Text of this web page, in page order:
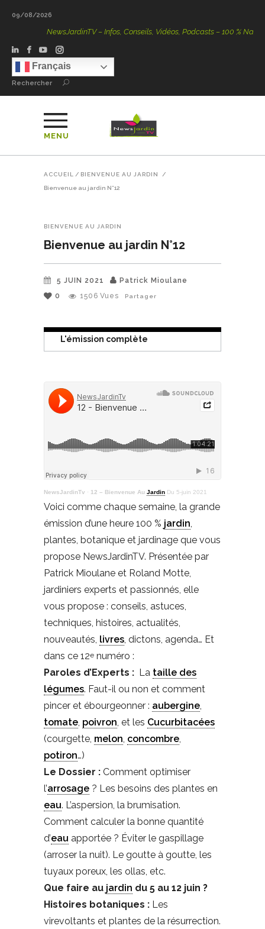
09/08/2026
NewsJardinTV – Infos, Conseils, Vidéos, Podcasts – 100 % Nature
Français
Rechercher
MENU
ACCUEIL / BIENVENUE AU JARDIN /
Bienvenue au jardin N°12
BIENVENUE AU JARDIN
Bienvenue au jardin N°12
5 JUIN 2021
Patrick Mioulane
0
1506 Vues Partager
L'émission complète
NewsJardinTv · 12 – Bienvenue Au Jardin Du 5-juin 2021
Voici comme chaque semaine, la grande
émission d’une heure 100 % jardin
plantes, botanique et jardinage que vous
propose NewsJardinTV. Présentée par
Patrick Mioulane et Roland Motte,
jardiniers experts et passionnés, elle
vous propose : conseils, astuces,
techniques, histoires, actualités,
nouveautés, livres , dictons, agenda… Et
dans ce 12e numéro :
Paroles d’Experts : La taille des
légumes. Faut-il ou non et comment
pincer et ébourgeonner : aubergine
tomate poivron , et les Cucurbitacées
(courgette, melon concombre
potiron…)
Le Dossier : Comment optimiser
l’arrosage ? Les besoins des plantes en
eau. L’aspersion, la brumisation.
Comment calculer la bonne quantité
d’eau apportée ? Éviter le gaspillage
(arroser la nuit). Le goutte à goutte, les
tuyaux poreux, les ollas, etc.
Que faire au jardin du 5 au 12 juin ?
Histoires botaniques : Les
virevoltants et plantes de la résurrection.